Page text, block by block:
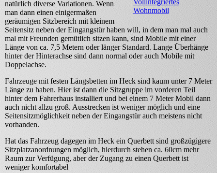
Vollintegriertes
Wohnmobil
natürlich diverse Variationen. Wenn
man dann einen einigermaßen
geräumigen Sitzbereich mit kleinem
Seitensitz neben der Eingangstür haben will, in dem man mal auch
mal mit Freunden gemütlich sitzen kann, sind Mobile mit einer
Länge von ca. 7,5 Metern oder länger Standard. Lange Überhänge
hinter der Hinterachse sind dann normal oder auch Mobile mit
Doppelachse.
Fahrzeuge mit festen Längsbetten im Heck sind kaum unter 7 Meter
Länge zu haben. Hier ist dann die Sitzgruppe im vorderen Teil
hinter dem Fahrerhaus installiert und bei einem 7 Meter Mobil dann
auch nicht allzu groß. Ausstrecken ist weniger möglich und eine
Seitensitzmöglichkeit neben der Eingangstür auch meistens nicht
vorhanden.
Hat das Fahrzeug dagegen im Heck ein Querbett sind großzügigere
Sitzplatzanordnungen möglich, hierdurch stehen ca. 60cm mehr
Raum zur Verfügung, aber der Zugang zu einen Querbett ist
weniger komfortabel